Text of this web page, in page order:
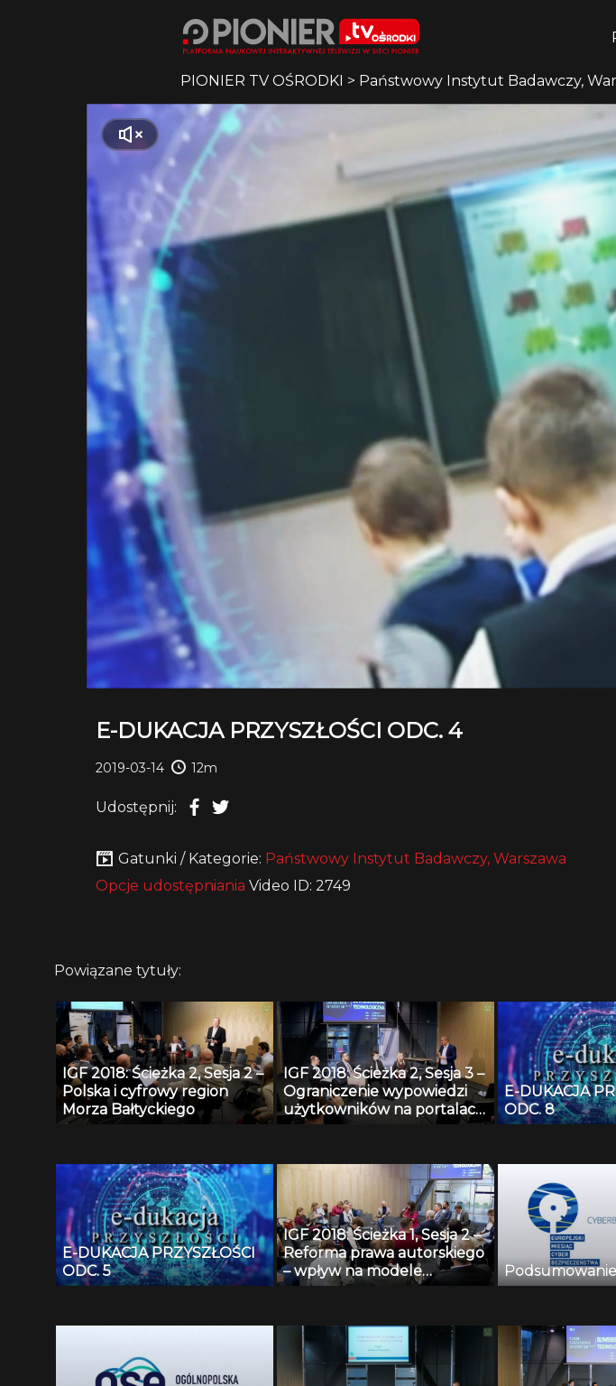
PIONIER TV OŚRODKI > Państwowy Instytut Badawczy,
E-DUKACJA PRZYSZŁOŚCI ODC. 4
2019-03-14 12m
Udostępnij:
Gatunki / Kategorie: Państwowy Instytut Badawczy, Warszawa
Opcje udostępniania Video ID: 2749
Powiązane tytuły:
IGF 2018: Ścieżka 2, Sesja 2 –
Polska i cyfrowy region
Morza Bałtyckiego
IGF 2018: Ścieżka 2, Sesja 3 –
Ograniczenie wypowiedzi
użytkowników na portalach
społecznościowych –
człowieka i obywatela, czy
niezbędne narzędzia do
walki z naruszaniem prawa i
dobrych obyczajów w sieci?
E-DUKACJA
ODC. 8
E-DUKACJA PRZYSZŁOŚCI
ODC. 5
IGF 2018: Ścieżka 1, Sesja 2 –
Reforma prawa autorskiego
– wpływ na modele
biznesowe, innowacyjność,
dostęp do wiedzy i kultury